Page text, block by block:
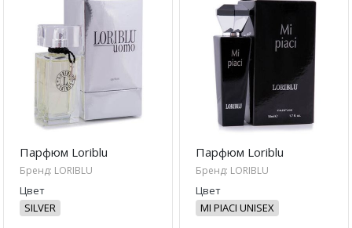
Парфюм Loriblu
Бренд: LORIBLU
Цвет
SILVER
Парфюм Loriblu
Бренд: LORIBLU
Цвет
MI PIACI UNISEX